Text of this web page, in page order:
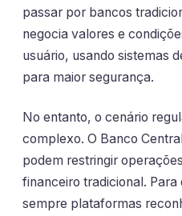
passar por bancos
negocia valores e
usuário, usando sistemas
para maior segurança.
No entanto, o cenário
complexo. O Banco
podem restringir
financeiro tradicional.
sempre plataformas